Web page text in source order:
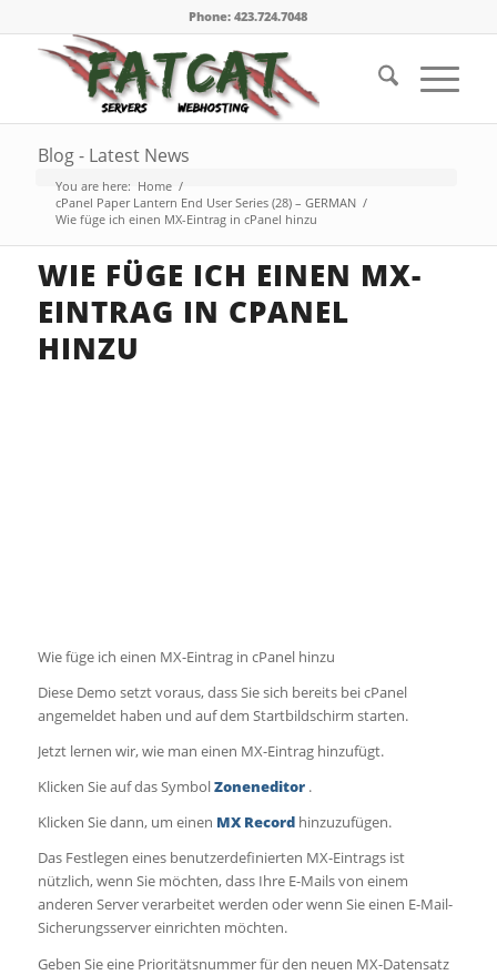
Phone: 423.724.7048
Blog - Latest News
You are here: Home /
cPanel Paper Lantern End User Series (28) – GERMAN /
Wie füge ich einen MX-Eintrag in cPanel hinzu
WIE FÜGE ICH EINEN MX-
EINTRAG IN CPANEL
HINZU
Wie füge ich einen MX-Eintrag in cPanel hinzu
Diese Demo setzt voraus, dass Sie sich bereits bei cPanel
angemeldet haben und auf dem Startbildschirm starten.
Jetzt lernen wir, wie man einen MX-Eintrag hinzufügt.
Klicken Sie auf das SymbolZoneneditor .
Klicken Sie dann, um einen MX Record hinzuzufügen.
Das Festlegen eines benutzerdefinierten MX-Eintrags ist
nützlich, wenn Sie möchten, dass Ihre E-Mails von einem
anderen Server verarbeitet werden oder wenn Sie einen E-Mail-
Sicherungsserver einrichten möchten.
Geben Sie eine Prioritätsnummer für den neuen MX-Datensatz